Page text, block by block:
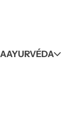
AAYURVÉDA